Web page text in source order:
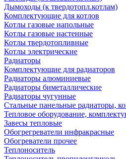
Дымоходы (к твердотопл.котлам)
Комплектующие для котлов
Котлы газовые напольные
Котлы газовые настенные
Котлы твердотопливные
Котлы электрические
Радиаторы
Комплектующие для радиаторов
Радиаторы алюминиевые
Радиаторы биметаллические
Радиаторы чугунные
Стальные панельные радиаторы,
Тепловое оборудование,
Завесы тепловые
Обогрегреватели инфракрасные
Обогреватели прочее
Теплоноситель